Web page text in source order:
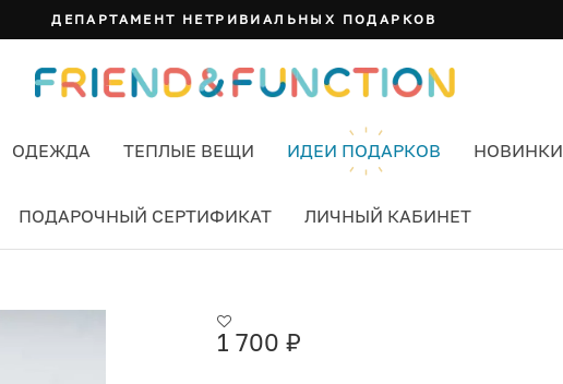
ДЕПАРТАМЕНТ НЕТРИВИАЛЬНЫХ ПОДАРКОВ
ОДЕЖДА ТЕПЛЫЕ ВЕЩИ ИДЕИ ПОДАРКОВ НОВИНКИ
ПОДАРОЧНЫЙ СЕРТИФИКАТ ЛИЧНЫЙ КАБИНЕТ
1 700 ₽